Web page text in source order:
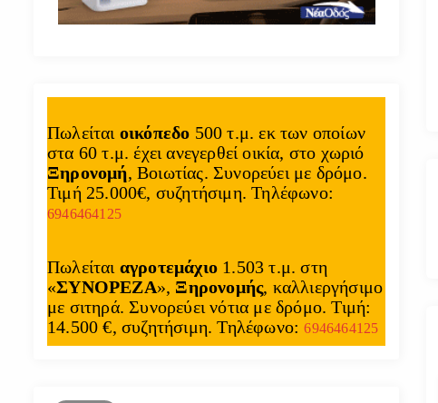
Πωλείται οικόπεδο 500 τ.μ. εκ των οποίων
στα 60 τ.μ. έχει ανεγερθεί οικία, στο χωριό
Ξηρονομή, Βοιωτίας. Συνορεύει με δρόμο.
Τιμή 25.000€, συζητήσιμη. Τηλέφωνο:
6946464125
Πωλείται αγροτεμάχιο 1.503 τ.μ. στη
«ΣΥΝΟΡΕΖΑ», Ξηρονομής, καλλιεργήσιμο
με σιτηρά. Συνορεύει νότια με δρόμο. Τιμή:
14.500 €, συζητήσιμη. Τηλέφωνο:6946464125